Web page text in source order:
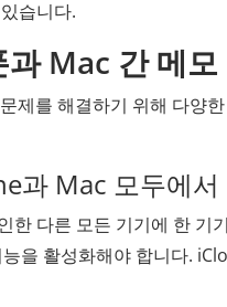
습니다.
Mac 간 메
제를 해결하기 위해 다양
과 Mac 모두에
한 다른 모든 기기에 한 기
을 활성화해야 합니다.